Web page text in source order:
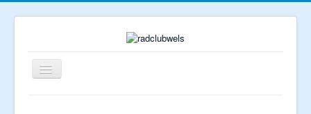
Navigation
an/aus